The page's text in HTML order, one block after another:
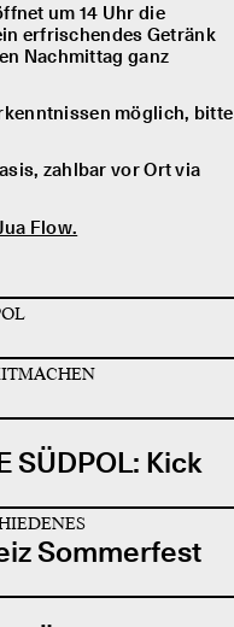
um 14 Uhr die
erfrischendes Getränk
Nachmittag ganz
möglich, bitte
zahlbar vor Ort via
Flow.
SÜDPOL: Kick
Sommerfest